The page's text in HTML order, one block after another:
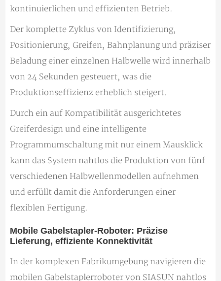
kontinuierlichen und effizienten Betrieb.
Der komplette Zyklus von Identifizierung,
Positionierung, Greifen, Bahnplanung und präziser
Beladung einer einzelnen Halbwelle wird innerhalb
von 24 Sekunden gesteuert, was die
Produktionseffizienz erheblich steigert.
Durch ein auf Kompatibilität ausgerichtetes
Greiferdesign und eine intelligente
Programmumschaltung mit nur einem Mausklick
kann das System nahtlos die Produktion von fünf
verschiedenen Halbwellenmodellen aufnehmen
und erfüllt damit die Anforderungen einer
flexiblen Fertigung.
Mobile Gabelstapler-Roboter: Präzise
Lieferung, effiziente Konnektivität
In der komplexen Fabrikumgebung navigieren die
mobilen Gabelstaplerroboter von SIASUN nahtlos